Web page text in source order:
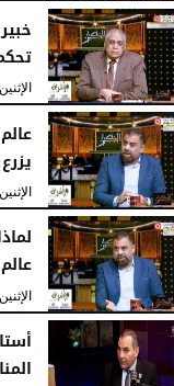
الإثنين، 3 أغسطس
الإثنين، 3 أغسطس
الإثنين، 3 أغسطس